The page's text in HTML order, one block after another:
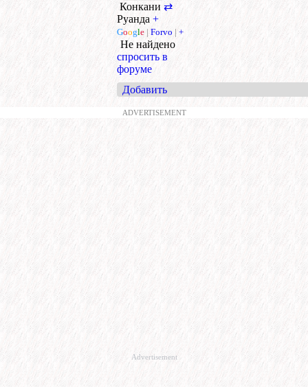
Конкани ⇄
Руанда +
Google | Forvo | +
Не найдено
спросить в
форуме
Добавить
ADVERTISEMENT
Advertisement